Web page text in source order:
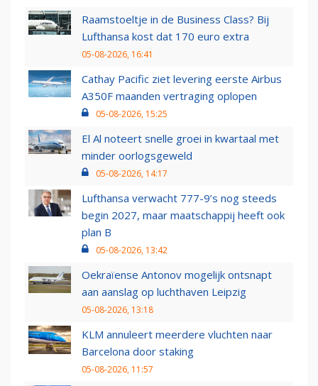
Raamstoeltje in de Business Class? Bij
Lufthansa kost dat 170 euro extra
05-08-2026, 16:41
Cathay Pacific ziet levering eerste Airbus
A350F maanden vertraging oplopen
05-08-2026, 15:25
El Al noteert snelle groei in kwartaal met
minder oorlogsgeweld
05-08-2026, 14:17
Lufthansa verwacht 777-9’s nog steeds
begin 2027, maar maatschappij heeft ook
plan B
05-08-2026, 13:42
Oekraïense Antonov mogelijk ontsnapt
aan aanslag op luchthaven Leipzig
05-08-2026, 13:18
KLM annuleert meerdere vluchten naar
Barcelona door staking
05-08-2026, 11:57